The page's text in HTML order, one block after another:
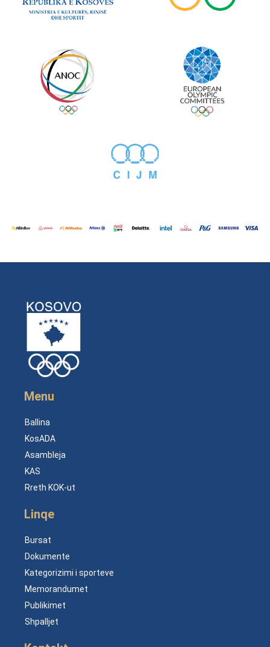
Menu
Ballina
KosADA
Asambleja
KAS
Rreth KOK-ut
Linqe
Bursat
Dokumente
Kategorizimi i sporteve
Memorandumet
Publikimet
Shpalljet